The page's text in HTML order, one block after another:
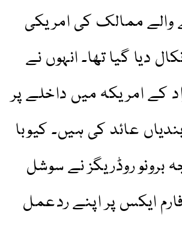
والے ممالک کی امریکی
دیا گیا تھا۔ انہوں نے
کے امریکہ میں داخلے پر
عائد کی ہیں۔ کیوبا
برونو روڈریگز نے سوشل
ایکس پر اپنے ردعمل